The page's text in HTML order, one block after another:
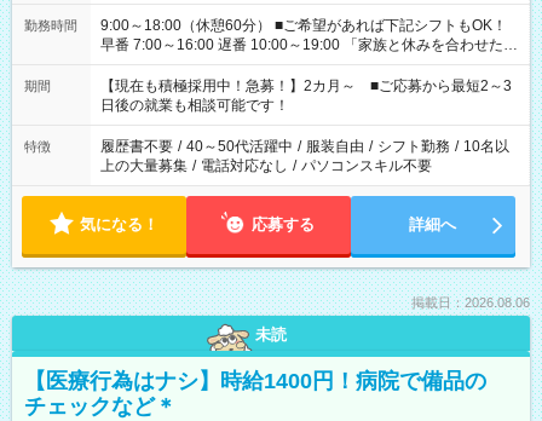
勤務時間
9:00～18:00（休憩60分） ■ご希望があれば下記シフトもOK！
早番 7:00～16:00 遅番 10:00～19:00 「家族と休みを合わせた
い」 「余裕を持って夕飯の準備がしたい」 「できれば残業はし
たくない」 など、ご希望を教えてくださいね。 ※Wワーク希望
の方へ 今ご覧のお仕事で希望する勤務時間と、もう1つのお仕事
の勤務時間。 合計で週40時間を超える場合は応募できません。
期間
【現在も積極採用中！急募！】2カ月～ ■ご応募から最短2～3
日後の就業も相談可能です！
特徴 履歴書不要 / 40～50代活躍中 / 服装自由 / シフト勤務 / 10名以
上の大量募集 / 電話対応なし / パソコンスキル不要
気になる！ 応募する 詳細へ
掲載日：2026.08.06
未読
【医療行為はナシ】時給1400円！病院で備品の
チェックなど＊